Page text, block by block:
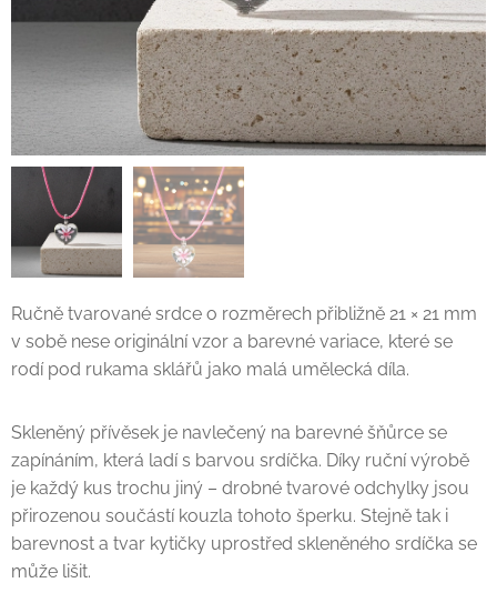
Ručně tvarované srdce o rozměrech přibližně 21 × 21 mm
v sobě nese originální vzor a barevné variace, které se
rodí pod rukama sklářů jako malá umělecká díla.
Skleněný přívěsek je navlečený na barevné šňůrce se
zapínáním, která ladí s barvou srdíčka. Díky ruční výrobě
je každý kus trochu jiný – drobné tvarové odchylky jsou
přirozenou součástí kouzla tohoto šperku. Stejně tak i
barevnost a tvar kytičky uprostřed skleněného srdíčka se
může lišit.